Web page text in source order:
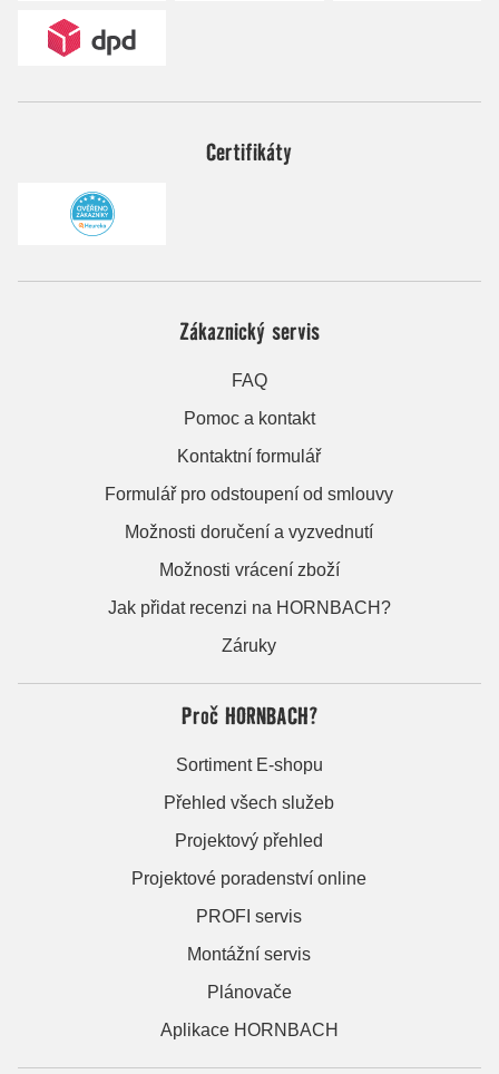
Certifikáty
Zákaznický servis
FAQ
Pomoc a kontakt
Kontaktní formulář
Formulář pro odstoupení od smlouvy
Možnosti doručení a vyzvednutí
Možnosti vrácení zboží
Jak přidat recenzi na HORNBACH?
Záruky
Proč HORNBACH?
Sortiment E-shopu
Přehled všech služeb
Projektový přehled
Projektové poradenství online
PROFI servis
Montážní servis
Plánovače
Aplikace HORNBACH